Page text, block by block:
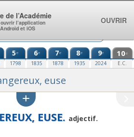
5e
1798
6e
1835
7e
1878
8e
1935
9e
2024
10e
E.C.
euse
EUSE. adjectif.
de l’Académie
l’application
et iOS
OUVRIR